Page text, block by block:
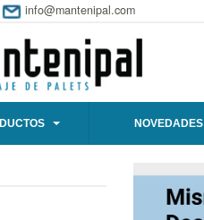
info@mantenipal.com
NOVEDADES